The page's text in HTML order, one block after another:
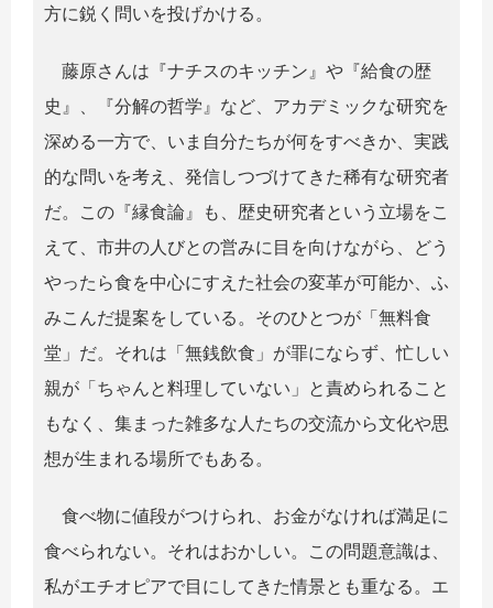
方に鋭く問いを投げかける。
藤原さんは『ナチスのキッチン』や『給食の歴
史』、『分解の哲学』など、アカデミックな研究を
深める一方で、いま自分たちが何をすべきか、実践
的な問いを考え、発信しつづけてきた稀有な研究者
だ。この『縁食論』も、歴史研究者という立場をこ
えて、市井の人びとの営みに目を向けながら、どう
やったら食を中心にすえた社会の変革が可能か、ふ
みこんだ提案をしている。そのひとつが「無料食
堂」だ。それは「無銭飲食」が罪にならず、忙しい
親が「ちゃんと料理していない」と責められること
もなく、集まった雑多な人たちの交流から文化や思
想が生まれる場所でもある。
食べ物に値段がつけられ、お金がなければ満足に
食べられない。それはおかしい。この問題意識は、
私がエチオピアで目にしてきた情景とも重なる。エ